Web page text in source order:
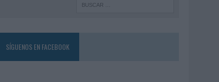
SÍGUENOS EN FACEBOOK